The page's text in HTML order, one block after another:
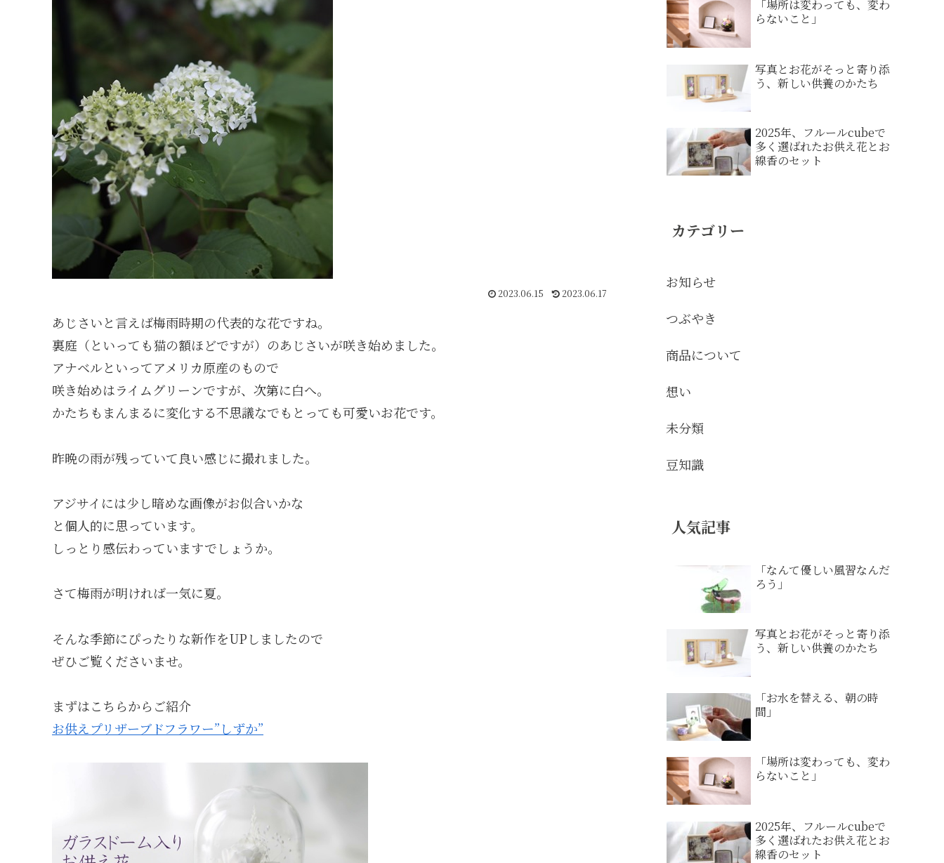
2023.06.15 2023.06.17
あじさいと言えば梅雨時期の代表的な花ですね。
裏庭（といっても猫の額ほどですが）のあじさいが咲き始めました。
アナベルといってアメリカ原産のもので
咲き始めはライムグリーンですが、次第に白へ。
かたちもまんまるに変化する不思議なでもとっても可愛いお花です。
昨晩の雨が残っていて良い感じに撮れました。
アジサイには少し暗めな画像がお似合いかな
と個人的に思っています。
しっとり感伝わっていますでしょうか。
さて梅雨が明ければ一気に夏。
そんな季節にぴったりな新作をUPしましたので
ぜひご覧くださいませ。
まずはこちらからご紹介
お供えプリザーブドフラワー”しずか”
「場所は変わっても、変わ
らないこと」
写真とお花がそっと寄り添
う、新しい供養のかたち
2025年、フルールcubeで
多く選ばれたお供え花とお
線香のセット
カテゴリー
お知らせ
つぶやき
商品について
想い
未分類
豆知識
人気記事
「なんて優しい風習なんだ
ろう」
写真とお花がそっと寄り添
う、新しい供養のかたち
「お水を替える、朝の時
間」
「場所は変わっても、変わ
らないこと」
2025年、フルールcubeで
多く選ばれたお供え花とお
線香のセット